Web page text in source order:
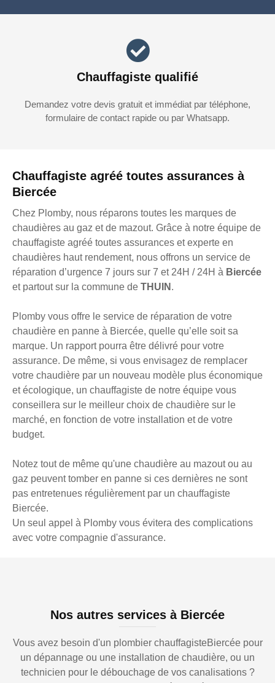
Chauffagiste agréé toutes assurances à
Biercée
Chez Plomby, nous réparons toutes les marques de
chaudières au gaz et de mazout. Grâce à notre équipe de
chauffagiste agréé toutes assurances et experte en
chaudières haut rendement, nous offrons un service de
réparation d’urgence 7 jours sur 7 et 24H / 24H à Biercée
et partout sur la commune de THUIN .
Plomby vous offre le service de réparation de votre
chaudière en panne à Biercée, quelle qu’elle soit sa
marque. Un rapport pourra être délivré pour votre
assurance. De même, si vous envisagez de remplacer
votre chaudière par un nouveau modèle plus économique
et écologique, un chauffagiste de notre équipe vous
conseillera sur le meilleur choix de chaudière sur le
marché, en fonction de votre installation et de votre
budget.
Notez tout de même qu'une chaudière au mazout ou au
gaz peuvent tomber en panne si ces dernières ne sont
pas entretenues régulièrement par un chauffagiste
Biercée.
Un seul appel à Plomby vous évitera des complications
avec votre compagnie d'assurance.
Chauffagiste qualifié
Demandez votre devis gratuit et immédiat par téléphone,
formulaire de contact rapide ou par Whatsapp.
Nos autres services à Biercée
Vous avez besoin d'un plombier chauffagisteBiercée pour
un dépannage ou une installation de chaudière, ou un
technicien pour le débouchage de vos canalisations ?